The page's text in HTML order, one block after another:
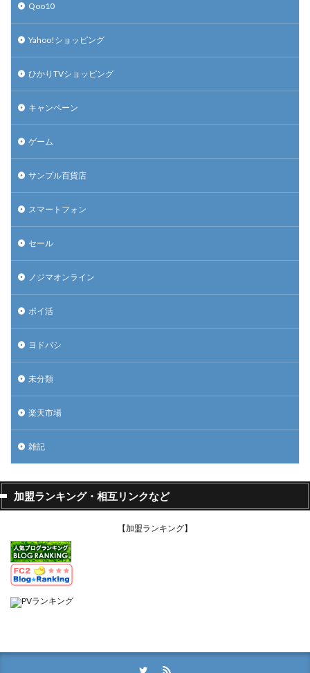
Qoo10
Yahoo!ショッピング
ひかりTVショッピング
キャンペーン
ゲーム
サンプル百貨店
スマートフォン
セール
ノジマオンライン
ポイ活
ヨドバシ
未分類
楽天市場
雑記
加盟ランキング・相互リンクなど
【加盟ランキング】